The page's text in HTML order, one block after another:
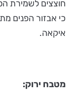
חוצצים לשמירת
כי אבזור הפנים
איקאה.
מטבח ירוק: